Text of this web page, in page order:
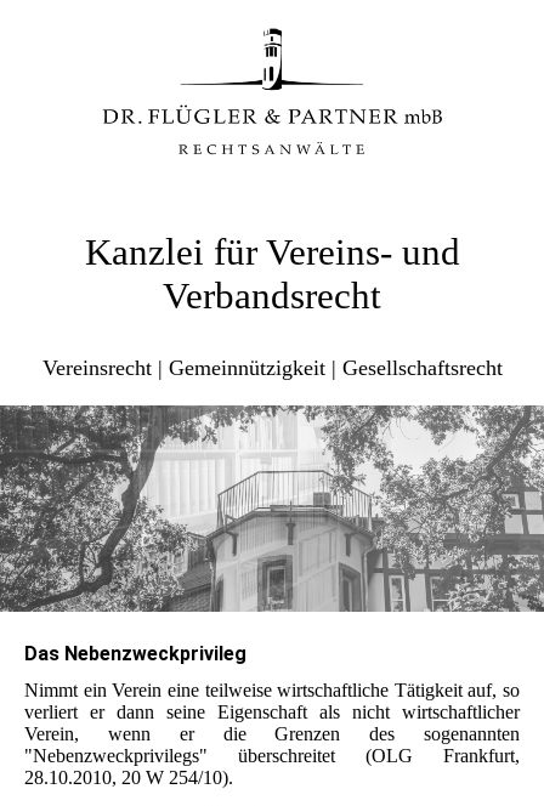
Kanzlei für Vereins- und
Verbandsrecht
Vereinsrecht | Gemeinnützigkeit | Gesellschaftsrecht
Das Nebenzweckprivileg
Nimmt ein Verein eine teilweise wirtschaftliche Tätigkeit auf, so
verliert er dann seine Eigenschaft als nicht wirtschaftlicher
Verein, wenn er die Grenzen des sogenannten
"Nebenzweckprivilegs" überschreitet (OLG Frankfurt,
28.10.2010, 20 W 254/10).